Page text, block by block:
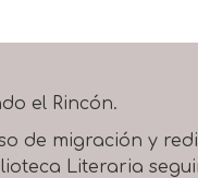
el Rincón.
de migración y
Literaria